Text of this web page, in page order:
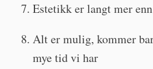
Estetikk er langt mer
Alt er mulig, kommer
mye tid vi har